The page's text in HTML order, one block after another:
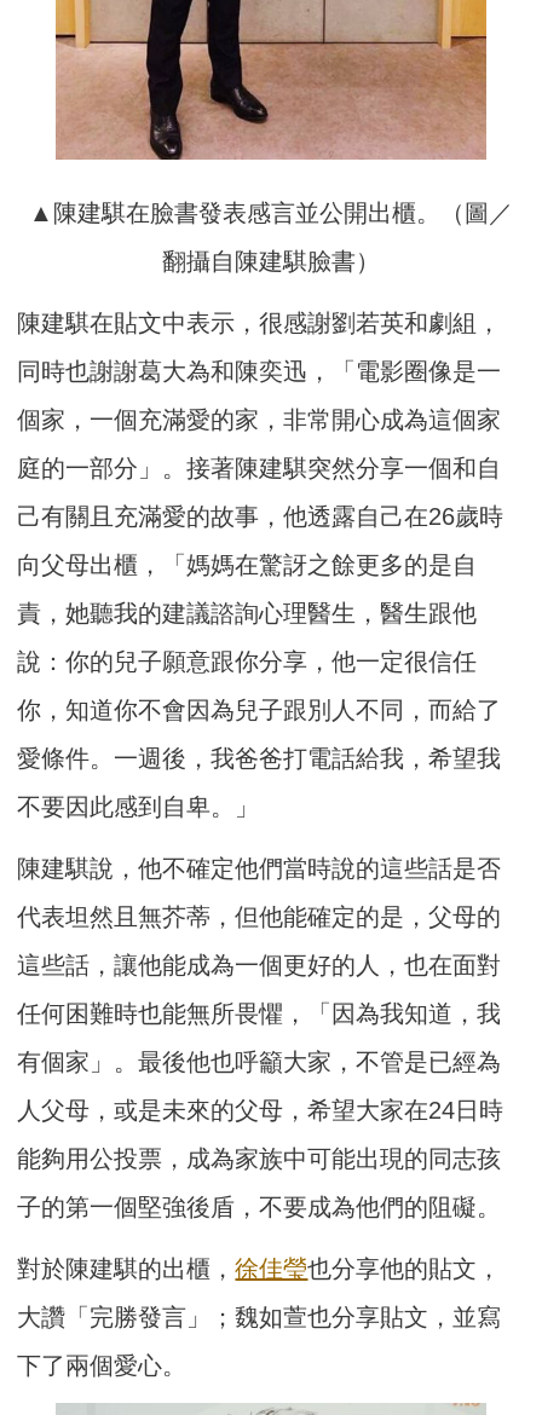
▲陳建騏在臉書發表感言並公開出櫃。（圖／
翻攝自陳建騏臉書）
陳建騏在貼文中表示，很感謝劉若英和劇組，
同時也謝謝葛大為和陳奕迅，「電影圈像是一
個家，一個充滿愛的家，非常開心成為這個家
庭的一部分」。接著陳建騏突然分享一個和自
己有關且充滿愛的故事，他透露自己在26歲時
向父母出櫃，「媽媽在驚訝之餘更多的是自
責，她聽我的建議諮詢心理醫生，醫生跟他
說：你的兒子願意跟你分享，他一定很信任
你，知道你不會因為兒子跟別人不同，而給了
愛條件。一週後，我爸爸打電話給我，希望我
不要因此感到自卑。」
陳建騏說，他不確定他們當時說的這些話是否
代表坦然且無芥蒂，但他能確定的是，父母的
這些話，讓他能成為一個更好的人，也在面對
任何困難時也能無所畏懼，「因為我知道，我
有個家」。最後他也呼籲大家，不管是已經為
人父母，或是未來的父母，希望大家在24日時
能夠用公投票，成為家族中可能出現的同志孩
子的第一個堅強後盾，不要成為他們的阻礙。
對於陳建騏的出櫃，徐佳瑩也分享他的貼文，
大讚「完勝發言」；魏如萱也分享貼文，並寫
下了兩個愛心。